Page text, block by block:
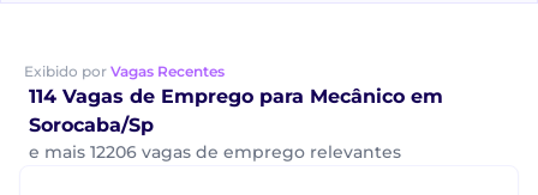
Exibido por Vagas Recentes
114 Vagas de Emprego para Mecânico em
Sorocaba/Sp
e mais 12206 vagas de emprego relevantes